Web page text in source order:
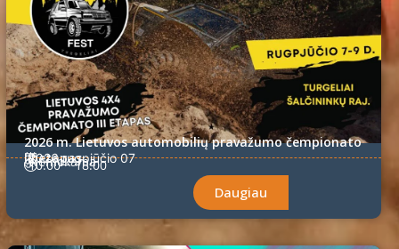
2026 m. Lietuvos automobilių pravažumo čempionato
III etapas
2026 rugpjūčio 07
Nemokama
10:00 18:00
Daugiau